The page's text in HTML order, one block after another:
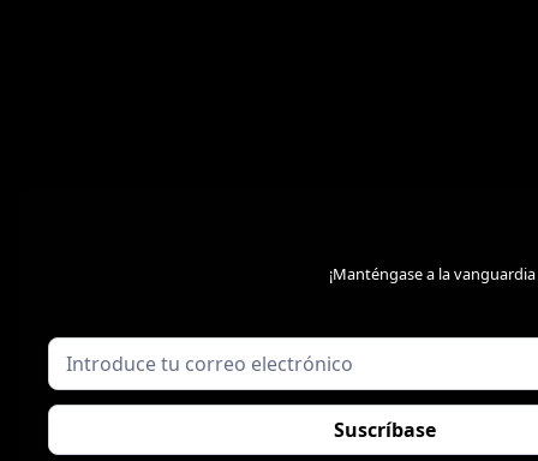
¡Manténgase a la